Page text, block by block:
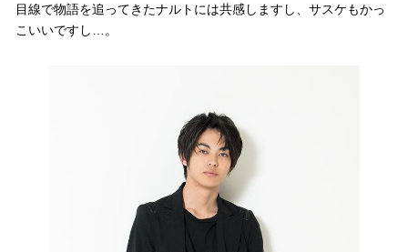
目線で物語を追ってきたナルトには共感しますし、サスケもかっ
こいいですし…。